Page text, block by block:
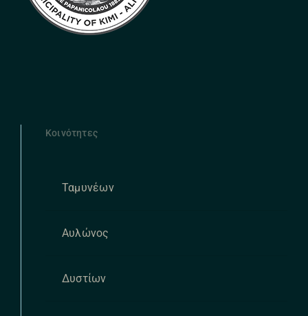
Κοινότητες
Ταμυνέων
Αυλώνος
Δυστίων